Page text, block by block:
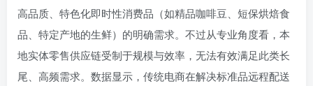
高品质、特色化即时性消费品（如精品咖啡豆、短保烘焙食
品、特定产地的生鲜）的明确需求。不过从专业角度看，本
地实体零售供应链受制于规模与效率，无法有效满足此类长
尾、高频需求。数据显示，传统电商在解决标准品远程配送